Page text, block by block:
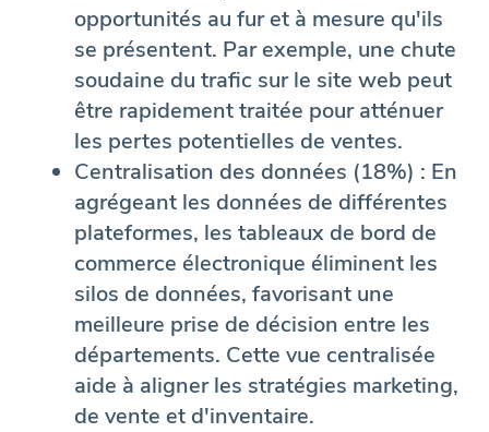
opportunités au fur et à mesure qu'ils
se présentent. Par exemple, une chute
soudaine du trafic sur le site web peut
être rapidement traitée pour atténuer
les pertes potentielles de ventes.
Centralisation des données (18%) : En
agrégeant les données de différentes
plateformes, les tableaux de bord de
commerce électronique éliminent les
silos de données, favorisant une
meilleure prise de décision entre les
départements. Cette vue centralisée
aide à aligner les stratégies marketing,
de vente et d'inventaire.